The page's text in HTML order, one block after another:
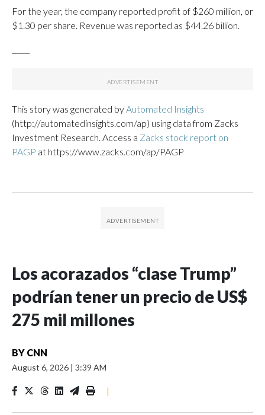
For the year, the company reported profit of $260 million, or
$1.30 per share. Revenue was reported as $44.26 billion.
This story was generated by Automated Insights
(http://automatedinsights.com/ap) using data from Zacks
Investment Research. Access a Zacks stock report on
PAGP at https://www.zacks.com/ap/PAGP
Los acorazados “clase Trump”
podrían tener un precio de US$
275 mil millones
BY CNN
August 6, 2026 | 3:39 AM
|